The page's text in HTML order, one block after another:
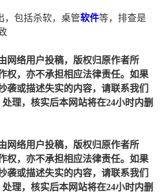
，包括杀软，桌管软件等，排查是
网络用户投稿，版权归原作者所
权，亦不承担相应法律责任。如果
袭或描述失实的内容，请联系我们
处理，核实后本网站将在24小时内删
网络用户投稿，版权归原作者所
权，亦不承担相应法律责任。如果
袭或描述失实的内容，请联系我们
处理，核实后本网站将在24小时内删